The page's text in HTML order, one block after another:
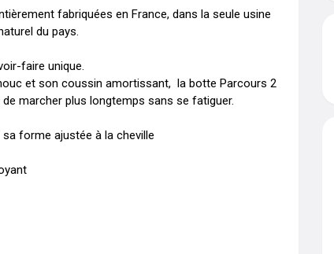
fabriquées en France, dans la seule usine
du pays.
faire unique.
et son coussin amortissant,  la botte Parcours 2
marcher plus longtemps sans se fatiguer.
forme ajustée à la cheville